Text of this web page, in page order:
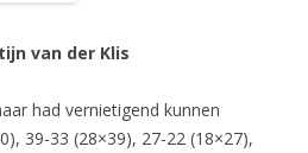
van der Klis
had vernietigend kunnen
39-33 (28×39), 27-22 (18×27),